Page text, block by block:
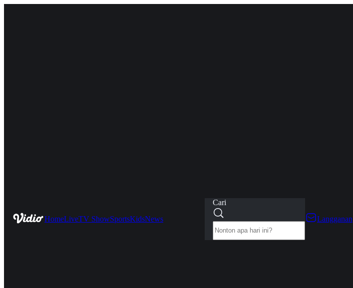
HomeLiveTV ShowSportsKidsNews
Cari
Langganan